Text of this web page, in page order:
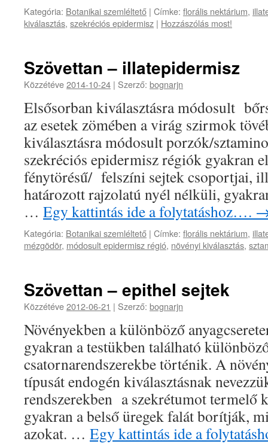
Kategória: Botanikai szemléltető | Címke: florális nektárium,
kiválasztás, szekréciós epidermisz | Hozzászólás most!
Szövettan – illatepidermisz
Közzétéve2014-10-24 | Szerző: bognarjn
Elsősorban kiválasztásra módosult
az esetek zömében a virág szirmok
kiválasztásra módosult porzók/
szekréciós epidermisz régiók gyakran
fénytörésű/ felszíni sejtek csoportjai,
határozott rajzolatú nyél nélküli,
… Egy kattintás ide a folytatáshoz….
Kategória: Botanikai szemléltető | Címke: florális nektárium,
mézgödör, módosult epidermisz régió, növényi kiválasztás,
Szövettan – epithel sejtek
Közzétéve2012-06-21 | Szerző: bognarjn
Növényekben a különböző
gyakran a testükben található
csatornarendszerekbe történik. A
típusát endogén kiválasztásnak
rendszerekben a szekrétumot termelő
gyakran a belső üregek falát borítják,
azokat. … Egy kattintás ide a